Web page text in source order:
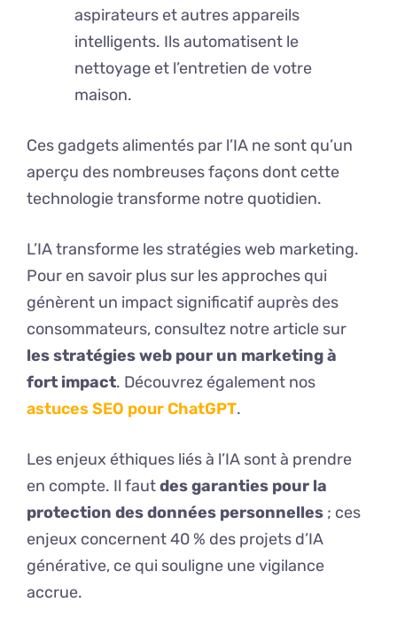
aspirateurs et autres appareils
intelligents. Ils automatisent le
nettoyage et l’entretien de votre
maison.
Ces gadgets alimentés par l’IA ne sont qu’un
aperçu des nombreuses façons dont cette
technologie transforme notre quotidien.
L’IA transforme les stratégies web marketing.
Pour en savoir plus sur les approches qui
génèrent un impact significatif auprès des
consommateurs, consultez notre article sur
les stratégies web pour un marketing à
fort impact. Découvrez également nos
astuces SEO pour ChatGPT.
Les enjeux éthiques liés à l’IA sont à prendre
en compte. Il fautdes garanties pour la
protection des données personnelles ; ces
enjeux concernent 40 % des projets d’IA
générative, ce qui souligne une vigilance
accrue.